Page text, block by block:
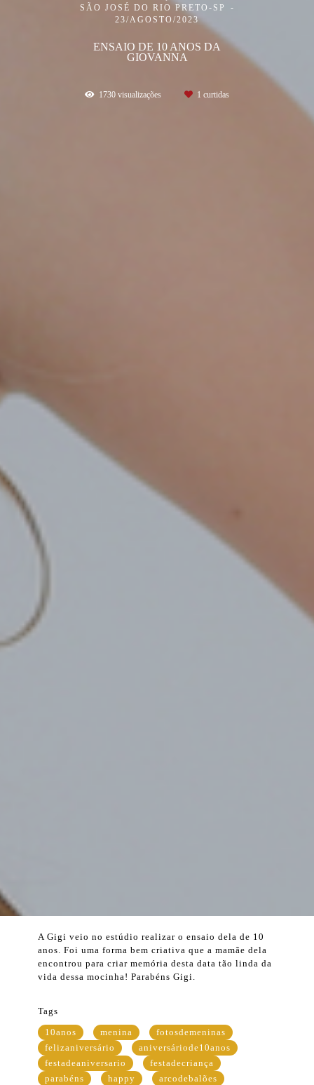
SÃO JOSÉ DO RIO PRETO-SP
23/AGOSTO/2023
ENSAIO DE 10 ANOS DA
GIOVANNA
1730 visualizações 1 curtidas
A Gigi veio no estúdio realizar o ensaio dela de 10
anos. Foi uma forma bem criativa que a mamãe dela
encontrou para criar memória desta data tão linda da
vida dessa mocinha! Parabéns Gigi.
Tags
10anos
menina
fotosdemeninas
felizaniversário
aniversáriode10anos
festadeaniversario
festadecriança
parabéns
happy
arcodebalões